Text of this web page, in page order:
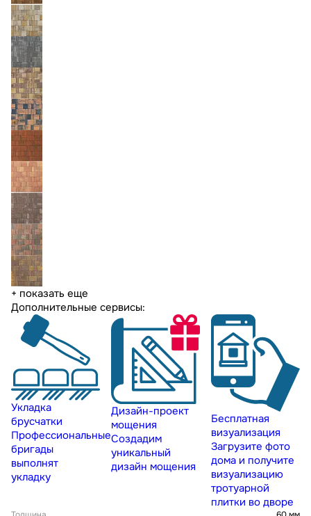
+ показать еще
Дополнительные сервисы:
Укладка
брусчатки
Профессиональные
бригады
выполнят
укладку
Дизайн-проект
мощения
Создадим
уникальный
дизайн мощения
Бесплатная
визуализация
Загрузите фото
дома и получите
визуализацию
тротуарной
плитки во дворе